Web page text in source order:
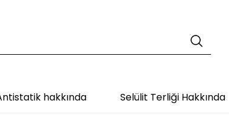
hakkında Selülit Terliği Hakkında